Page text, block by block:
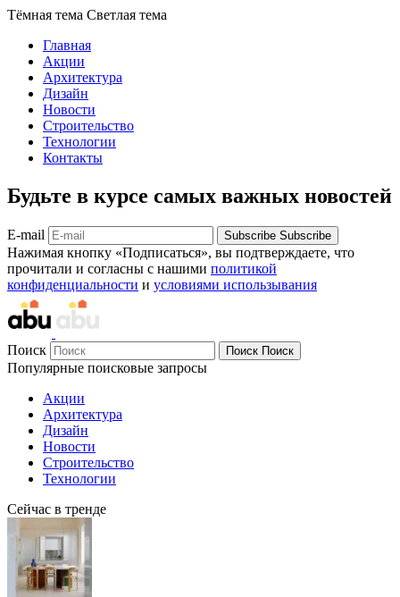
Тёмная тема Светлая тема
Главная
Акции
Архитектура
Дизайн
Новости
Строительство
Технологии
Контакты
Будьте в курсе самых важных новостей
E-mail Subscribe Subscribe
Нажимая кнопку «Подписаться», вы подтверждаете, что
прочитали и согласны с нашими политикой
конфиденциальности и условиями использывания
Поиск Поиск Поиск
Популярные поисковые запросы
Акции
Архитектура
Дизайн
Новости
Строительство
Технологии
Сейчас в тренде